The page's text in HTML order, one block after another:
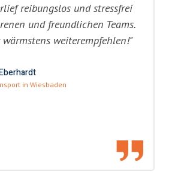
reibungslos und stressfrei
und freundlichen Teams.
weiterempfehlen!"
in Wiesbaden